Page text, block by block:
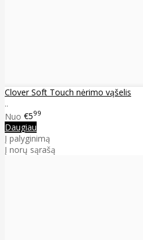
Clover Soft Touch nėrimo vąšelis
..
Nuo €599
Daugiau
Į palyginimą
Į norų sąrašą